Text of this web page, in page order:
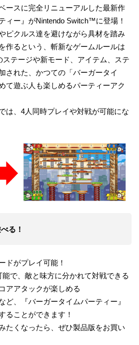
ースに完全リニューアルした最新作
ィー』がNintendo Switch™に登場！
ピクルス達を避けながら具材を踏み
作るという、斬新なゲームルールは
ステージや新モード、アイテム、ステ
された、かつての「バーガータイ
て遊ぶ人も楽しめるパーティーアク
は、4人同時プレイや対戦が可能にな
る！
ドがプレイ可能！
で、敵と味方に分かれて対戦できる
アアタックが楽しめる
ど、『バーガータイムパーティー』
ることができます！
たくなったら、ぜひ製品版をお買い